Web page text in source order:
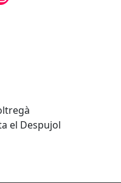
el Despujol